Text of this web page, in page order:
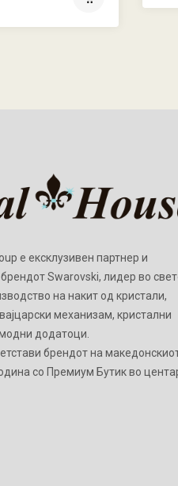
е ексклузивен партнер и
Swarovski, лидер во
на накит од кристали,
механизам, кристални
додатоци.
брендот на
со Премиум Бутик во